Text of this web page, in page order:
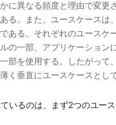
に異なる頻度と理由で変更
る。また、ユースケースは
ある。それぞれのユースケ
の一部、アプリケーション
部を使用する。したがって
く垂直にユースケースとし
いるのは、まず2つのユー